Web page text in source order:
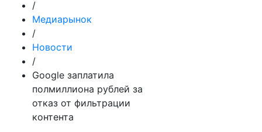
/
Медиарынок
/
Новости
/
Google заплатила
полмиллиона рублей за
отказ от фильтрации
контента